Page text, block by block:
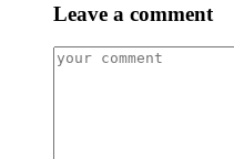
Leave a comment